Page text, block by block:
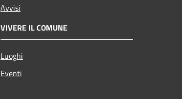
Avvisi
VIVERE IL COMUNE
Luoghi
Eventi